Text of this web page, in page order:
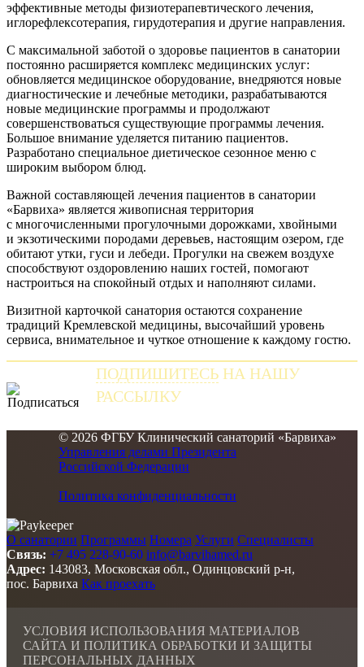
эффективные методы физиотерапевтического лечения,
иглорефлексотерапия, гирудотерапия и другие направления.
С максимальной заботой о здоровье пациентов в санатории
постоянно расширяется комплекс медицинских услуг:
обновляется медицинское оборудование, внедряются новые
диагностические и лечебные методики, разрабатываются
новые медицинские программы и продолжают
совершенствоваться существующие программы лечения.
Большое внимание уделяется питанию пациентов.
Разработано специальное диетическое сезонное меню с
широким выбором блюд.
Важной составляющей лечения пациентов в санатории
«Барвиха» является живописная территория
с многочисленными прогулочными дорожками, хвойными
и экзотическими породами деревьев, настоящим озером, где
обитают утки, гуси и лебеди. Прогулки на свежем воздухе
способствуют оздоровлению наших гостей, помогают
настроиться на спокойный отдых и наполняют силами.
Визитной карточкой санатория остаются сохранение
традиций Кремлевской медицины, высочайший уровень
сервиса, внимательное и чуткое отношение к каждому гостю.
ПОДПИШИТЕСЬ НА НАШУ
РАССЫЛКУ
© 2026 ФГБУ Клинический санаторий «Барвиха»
Управления делами Президента
Российской Федерации
Политика конфиденциальности
О санатории Программы Номера Услуги Специалисты
Связь: +7 495 228-90-60 info@barvihamed.ru
Адрес: 143083, Московская обл., Одинцовский р-н,
пос. Барвиха Как проехать
УСЛОВИЯ ИСПОЛЬЗОВАНИЯ МАТЕРИАЛОВ
САЙТА И ПОЛИТИКА ОБРАБОТКИ И ЗАЩИТЫ
ПЕРСОНАЛЬНЫХ ДАННЫХ